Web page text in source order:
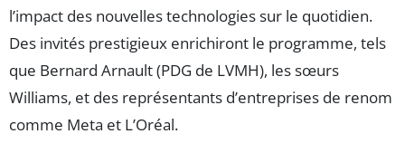
l’impact des nouvelles technologies sur le quotidien.
Des invités prestigieux enrichiront le programme, tels
que Bernard Arnault (PDG de LVMH), les sœurs
Williams, et des représentants d’entreprises de renom
comme Meta et L’Oréal.